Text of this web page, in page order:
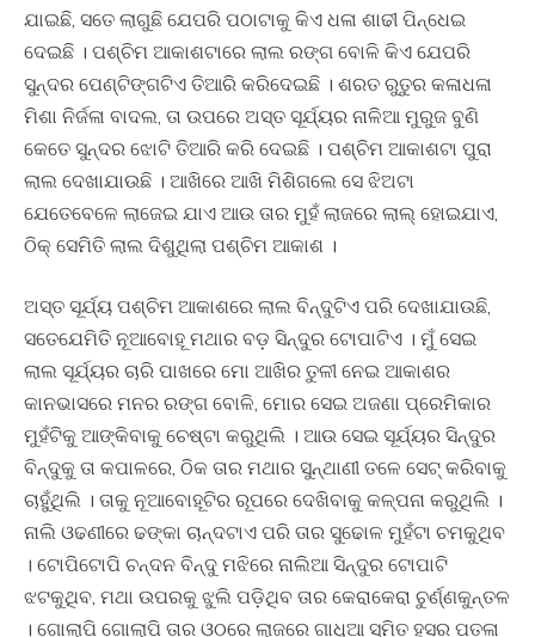
ଯାଇଛି, ସତେ ଲାଗୁଛି ଯେପରି ପଠାଟାକୁ କିଏ ଧଳା ଶାଢୀ ପିନ୍ଧେଇ
ଦେଇଛି । ପଶ୍ଚିମ ଆକାଶଟାରେ ଲାଲ ରଙ୍ଗ ବୋଳି କିଏ ଯେପରି
ସୁନ୍ଦର ପେଣ୍ଟିଙ୍ଗଟିଏ ତିଆରି କରିଦେଇଛି । ଶରତ ରୁତୁର କଳାଧଳା
ମିଶା ନିର୍ଜଳା ବାଦଲ, ତା ଉପରେ ଅସ୍ତ ସୂର୍ଯ୍ୟର ନାଳିଆ ମୁରୁଜ ବୁଣି
କେତେ ସୁନ୍ଦର ଝୋଟି ତିଆରି କରି ଦେଇଛି । ପଶ୍ଚିମ ଆକାଶଟା ପୁରା
ଲାଲ ଦେଖାଯାଉଛି । ଆଖିରେ ଆଖି ମିଶିଗଲେ ସେ ଝିଅଟା
ଯେତେବେଳେ ଲାଜେଇ ଯାଏ ଆଉ ତାର ମୁହଁ ଲାଜରେ ଲାଲ୍ ହୋଇଯାଏ,
ଠିକ୍ ସେମିତି ଲାଲ ଦିଶୁଥିଲା ପଶ୍ଚିମ ଆକାଶ ।
ଅସ୍ତ ସୂର୍ଯ୍ୟ ପଶ୍ଚିମ ଆକାଶରେ ଲାଲ ବିନ୍ଦୁଟିଏ ପରି ଦେଖାଯାଉଛି,
ସତେଯେମିତି ନୂଆବୋହୂ ମଥାର ବଡ଼ ସିନ୍ଦୁର ଟୋପାଟିଏ । ମୁଁ ସେଇ
ଲାଲ ସୂର୍ଯ୍ୟର ଚାରି ପାଖରେ ମୋ ଆଖିର ତୁଳୀ ନେଇ ଆକାଶର
କାନଭାସରେ ମନର ରଙ୍ଗ ବୋଳି, ମୋର ସେଇ ଅଜଣା ପ୍ରେମିକାର
ମୁହଁଟିକୁ ଆଙ୍କିବାକୁ ଚେଷ୍ଟା କରୁଥିଲି । ଆଉ ସେଇ ସୂର୍ଯ୍ୟର ସିନ୍ଦୁର
ବିନ୍ଦୁକୁ ତା କପାଳରେ, ଠିକ ତାର ମଥାର ସୁନ୍ଥାଣୀ ତଳେ ସେଟ୍ କରିବାକୁ
ଚାହୁଁଥିଲି । ତାକୁ ନୂଆବୋହୂଟିର ରୂପରେ ଦେଖିବାକୁ କଳ୍ପନା କରୁଥିଲି ।
ନାଲି ଓଢଣୀରେ ଢଙ୍କା ଚାନ୍ଦଟାଏ ପରି ତାର ସୁଢୋଳ ମୁହଁଟା ଚମକୁଥିବ
। ଟୋପିଟୋପି ଚନ୍ଦନ ବିନ୍ଦୁ ମଝିରେ ନାଲିଆ ସିନ୍ଦୁର ଟୋପାଟି
ଝଟକୁଥିବ, ମଥା ଉପରକୁ ଝୁଲି ପଡ଼ିଥିବ ତାର କେରାକେରା ଚୁର୍ଣ୍ଣକୁନ୍ତଳ
। ଗୋଲାପି ଗୋଲାପି ତାର ଓଠରେ ଲାଜରେ ଗାଧୁଆ ସ୍ମିତ ହସର ପତଳା